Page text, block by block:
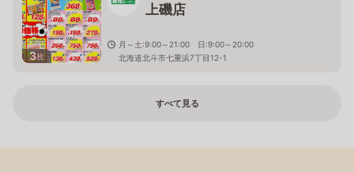
3枚
上磯店
月～土:9:00～21:00 日:9:00～20:00
北海道北斗市七重浜7丁目12-1
すべて見る